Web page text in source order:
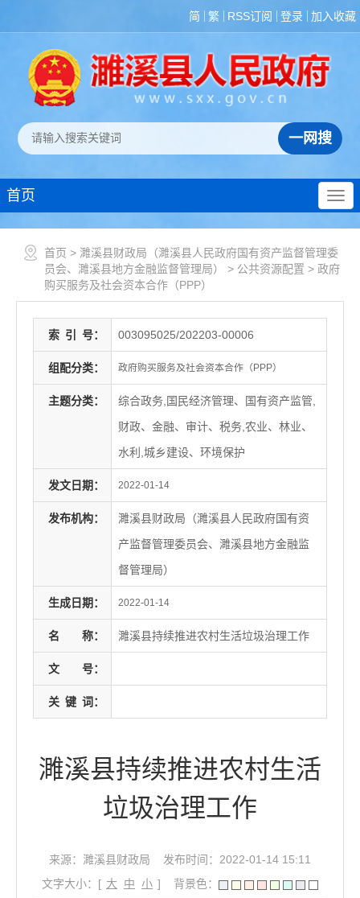
简 繁 RSS订阅 登录 加入收藏
首页
首页 > 濉溪县财政局（濉溪县人民政府国有资产监督管理委
员会、濉溪县地方金融监督管理局）
> 公共资源配置 > 政府
购买服务及社会资本合作（PPP）
索 引 号： 003095025/202203-00006
组配分类： 政府购买服务及社会资本合作（PPP）
主题分类：
综合政务,国民经济管理、国有资产监管,
财政、金融、审计、税务,农业、林业、
水利,城乡建设、环境保护
发文日期： 2022-01-14
发布机构：
濉溪县财政局（濉溪县人民政府国有资
产监督管理委员会、濉溪县地方金融监
督管理局）
生成日期： 2022-01-14
名 称： 濉溪县持续推进农村生活垃圾治理工作
文 号：
关 键 词：
濉溪县持续推进农村生活
垃圾治理工作
来源：濉溪县财政局
发布时间：2022-01-14 15:11
文字大小：[ 大 中 小 ] 背景色：